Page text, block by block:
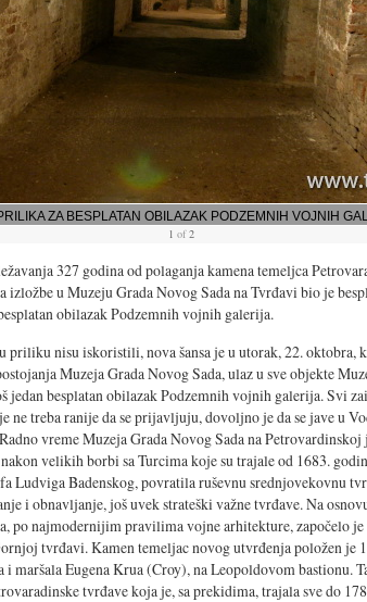
ZA BESPLATAN OBILAZAK PODZEMNIH VOJNIH
1 of2
327 godina od polaganja kamena temeljca
izložbe u Muzeju Grada Novog Sada na Tvrđavi bio je
obilazak Podzemnih vojnih galerija.
nisu iskoristili, nova šansa je u utorak, 22. oktobra,
Muzeja Grada Novog Sada, ulaz u sve objekte
jedan besplatan obilazak Podzemnih vojnih galerija. Svi
ne treba ranije da se prijavljuju, dovoljno je da se jave u
vreme Muzeja Grada Novog Sada na Petrovardinskoj
borbi sa Turcima koje su trajale od 1683.
Ludviga Badenskog, povratila ruševnu srednjovekovnu
i obnavljanje, još uvek strateški važne tvrđave. Na
po najmodernijim pravilima vojne arhitekture, započelo
tvrđavi. Kamen temeljac novog utvrđenja položen je
i maršala Eugena Krua (Croy), na Leopoldovom bastionu.
tvrđave koja je, sa prekidima, trajala sve do